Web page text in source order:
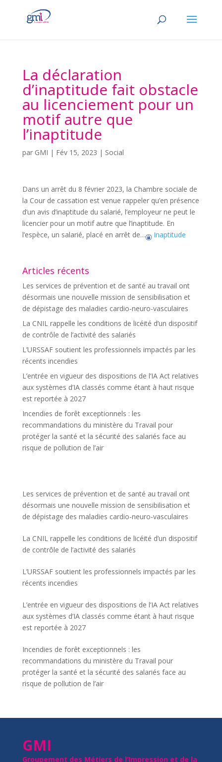
La déclaration
d’inaptitude fait obstacle
au licenciement pour un
motif autre que
l’inaptitude
par GMI | Fév 15, 2023 | Social
Dans un arrêt du 8 février 2023, la Chambre sociale de
la Cour de cassation est venue rappeler qu’en présence
d’un avis d’inaptitude du salarié, l’employeur ne peut le
licencier pour un motif autre que l’inaptitude. En
l’espèce, un salarié, placé en arrêt de…
Inaptitude
Articles récents
Les services de prévention et de santé au travail ont
désormais une nouvelle mission de sensibilisation et
de dépistage des maladies cardio-neuro-vasculaires
La CNIL rappelle les conditions de licéité d’un dispositif
de contrôle de l’activité des salariés
L’URSSAF soutient les professionnels impactés par les
récents incendies
L’entrée en vigueur des dispositions de l’IA Act relatives
aux systèmes d’IA classés comme étant à haut risque
est reportée à 2027
Incendies de forêt exceptionnels : les
recommandations du ministère du Travail pour
protéger la santé et la sécurité des salariés face au
risque de pollution de l’air
Les services de prévention et de santé au travail ont
désormais une nouvelle mission de sensibilisation et
de dépistage des maladies cardio-neuro-vasculaires
La CNIL rappelle les conditions de licéité d’un dispositif
de contrôle de l’activité des salariés
L’URSSAF soutient les professionnels impactés par les
récents incendies
L’entrée en vigueur des dispositions de l’IA Act relatives
aux systèmes d’IA classés comme étant à haut risque
est reportée à 2027
Incendies de forêt exceptionnels : les
recommandations du ministère du Travail pour
protéger la santé et la sécurité des salariés face au
risque de pollution de l’air
GMI
Groupement des Métiers de l’Impression et de la